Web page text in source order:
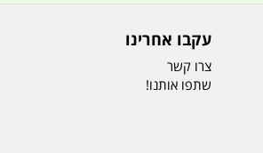
עקבו אחרינו
צרו קשר
שתפו אותנו!